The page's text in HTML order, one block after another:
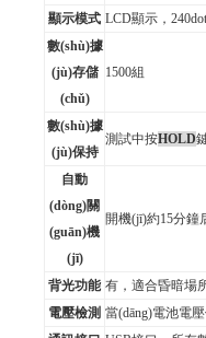
顯示模式 LCD顯示，
數(shù)據
(jù)存儲
(chǔ)
1500組
數(shù)據
(jù)保持
測試中按HOLD
自動
(dòng)關
(guān)機
(jī)
開機(jī)約15分鐘
背光功能 有，適合昏暗場
電壓檢測 當(dāng)電池電